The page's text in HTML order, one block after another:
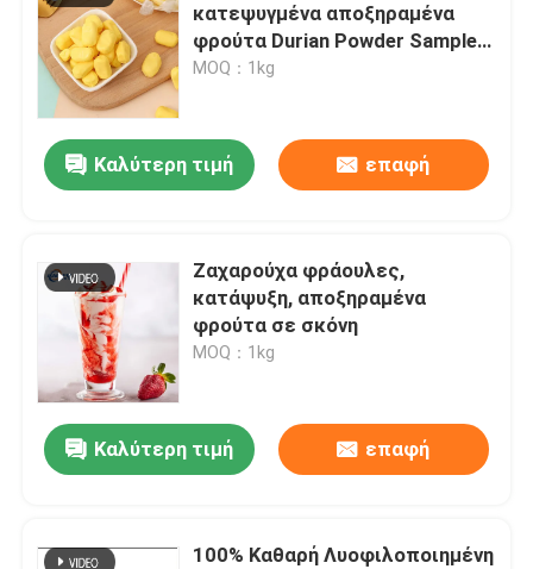
Σπίτι
Βίντεο
Εμφάνιση VR
Σχετικά με εμάς
Επισκεψή εργοστασίου
κατεψυγμένα αποξηραμένα
φρούτα Durian Powder Sample
Food Grade Extraction
MOQ：1kg
Καλύτερη τιμή επαφή
Ζαχαρούχα φράουλες,
κατάψυξη, αποξηραμένα
φρούτα σε σκόνη
MOQ：1kg
Καλύτερη τιμή επαφή
100% Καθαρή Λυοφιλοποιημένη